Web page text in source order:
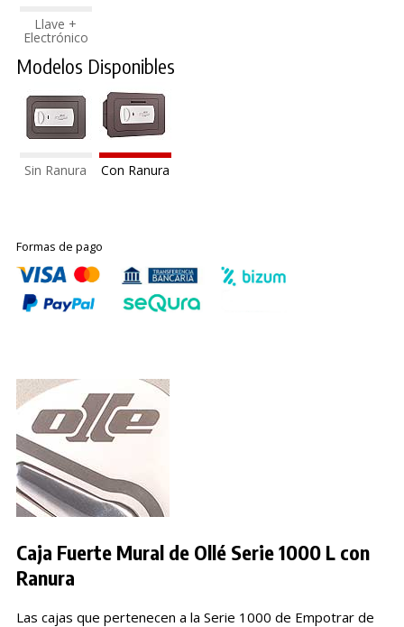
Llave +
Electrónico
Modelos Disponibles
Sin Ranura Con Ranura
Formas de pago
Caja Fuerte Mural de Ollé Serie 1000 L con
Ranura
Las cajas que pertenecen a la Serie 1000 de Empotrar de